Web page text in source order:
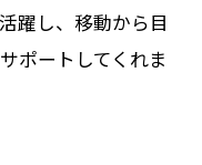
躍し、移動から目
ポートしてくれま